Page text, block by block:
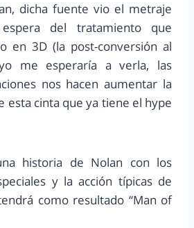
dicha fuente vio el metraje
del tratamiento que
en 3D (la post-conversión al
me esperaría a verla, las
nos hacen aumentar la
esta cinta que ya tiene el hype
historia de Nolan con los
y la acción típicas de
como resultado “Man of